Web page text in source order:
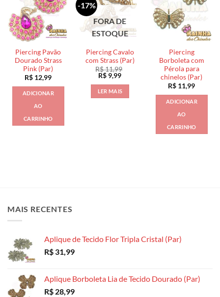
Piercing Pavão
Dourado Strass
Pink (Par)
R$ 12,99
ADICIONAR
AO
CARRINHO
-17%
FORA DE
ESTOQUE
Piercing Cavalo
com Strass (Par)
R$11,99
O
preço
original
era:
R$ 11,99.
R$ 9,99O
atual
é:
R$ 9,99.
LER MAIS
Piercing
Borboleta com
Pérola para
chinelos (Par)
R$ 11,99
ADICIONAR
AO
CARRINHO
MAIS RECENTES
Aplique de Tecido Flor Tripla Cristal (Par)
R$ 31,99
Aplique Borboleta Lia de Tecido Dourado (Par)
R$ 28,99